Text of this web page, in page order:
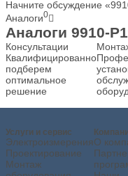
Начните обсуждение
Аналоги0
Аналоги 9910-
Консультации
Квалифицированно
подберем
оптимальное
решение
Услуги и сервис
Электроизмерения
Проектирование
Монтаж
О